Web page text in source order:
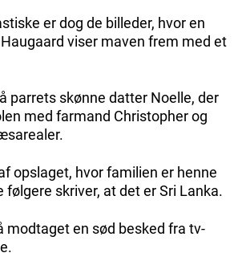
er dog de billeder, hvor en
viser maven frem med et
parrets skønne datter Noelle, der
med farmand Christopher og
opslaget, hvor familien er henne
følgere skriver, at det er Sri Lanka.
modtaget en sød besked fra tv-